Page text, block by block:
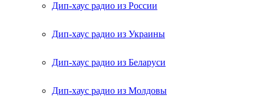
Дип-хаус радио из России
Дип-хаус радио из Украины
Дип-хаус радио из Беларуси
Дип-хаус радио из Молдовы